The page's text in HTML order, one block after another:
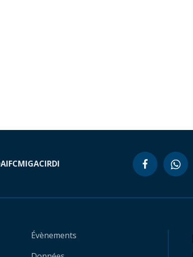
IFCMIGACIRDI
Évènements